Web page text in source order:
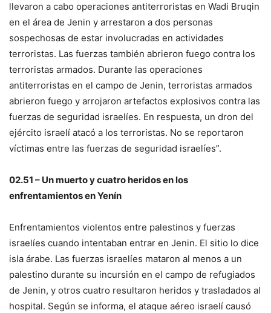
llevaron a cabo operaciones antiterroristas en Wadi Bruqin
en el área de Jenin y arrestaron a dos personas
sospechosas de estar involucradas en actividades
terroristas. Las fuerzas también abrieron fuego contra los
terroristas armados. Durante las operaciones
antiterroristas en el campo de Jenin, terroristas armados
abrieron fuego y arrojaron artefactos explosivos contra las
fuerzas de seguridad israelíes. En respuesta, un dron del
ejército israelí atacó a los terroristas. No se reportaron
víctimas entre las fuerzas de seguridad israelíes”.
02.51 – Un muerto y cuatro heridos en los
enfrentamientos en Yenín
Enfrentamientos violentos entre palestinos y fuerzas
israelíes cuando intentaban entrar en Jenin. El sitio lo dice
isla árabe. Las fuerzas israelíes mataron al menos a un
palestino durante su incursión en el campo de refugiados
de Jenin, y otros cuatro resultaron heridos y trasladados al
hospital. Según se informa, el ataque aéreo israelí causó